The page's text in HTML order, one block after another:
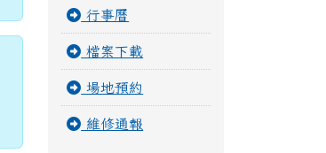
行事曆
檔案下載
場地預約
維修通報